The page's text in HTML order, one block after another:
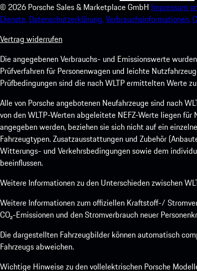
© 2026 Porsche Sales & Marketplace GmbH Impressum
Dienste. Datenschutzerklärung.Verbrauchsinformationen.
Vertrag widerrufen
Die angegebenen Verbrauchs- und Emissionswerte
Prüfverfahren für Personenwagen und leichte
Prüfbedingungen sind die nach WLTP ermittelten Werte
Alle von Porsche angebotenen Neufahrzeuge sind nach
von den WLTP-Werten abgeleitete NEFZ-Werte liegen
angegeben werden, beziehen sie sich nicht auf ein
Fahrzeugtypen. Zusatzausstattungen und Zubehör
Witterungs- und Verkehrsbedingungen sowie dem
beeinflussen.
Weitere Informationen zu den Unterschieden zwischen
Weitere Informationen zum offiziellen Kraftstoff-/
CO₂-Emissionen und den Stromverbrauch neuer
Die dargestellten Fahrzeugbilder können automatisch
Fahrzeugs abweichen.
Wichtige Hinweise zu den vollelektrischen Porsche